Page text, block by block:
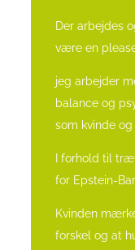
Der arbejdes
være en
jeg arbejder
balance og
som kvinde
I forhold til
for Epstein-
Kvinden
forskel og at